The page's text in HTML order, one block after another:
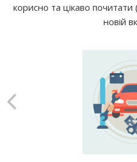
корисно та цікаво почитати
новій